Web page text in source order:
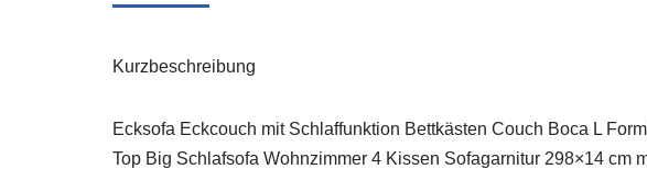
Kurzbeschreibung
Ecksofa Eckcouch mit Schlaffunktion Bettkästen Couch Boca L
Top Big Schlafsofa Wohnzimmer 4 Kissen Sofagarnitur 298×14 cm